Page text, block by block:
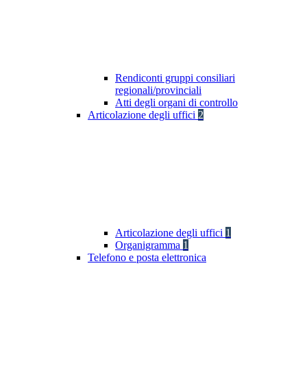
Rendiconti gruppi consiliari
regionali/provinciali
Atti degli organi di controllo
Articolazione degli uffici 2
Articolazione degli uffici 1
Organigramma 1
Telefono e posta elettronica